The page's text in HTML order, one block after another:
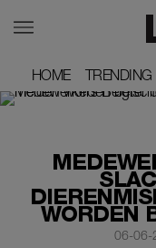
HOME
HOME TRENDING
TRENDING
WORDEN
06-06-